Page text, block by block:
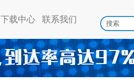
下载中心 联系我们